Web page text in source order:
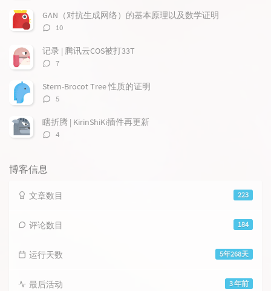
数：
GAN（对抗生成网络）的基本原理以及数学证明
评
数：
10
记录 | 腾讯云COS被打33T
评
数：
7
Stern-Brocot Tree 性质的证明
评
数：
5
瞎折腾 | KirinShiKi插件再更新
评
4
博客信息
223
文章数目
184
评论数目
5年268天
运行天数
3 年前
最后活动